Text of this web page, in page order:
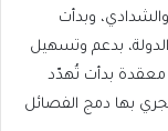
وبدأت
بدعم وتسهيل
بدأت تُهدّد
بها دمج الفصائل